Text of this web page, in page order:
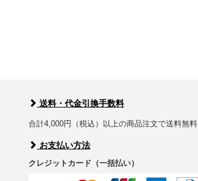
送料・代金引換手数料
合計4,000円（税込）以上の商品注文で送料無料
お支払い方法
クレジットカード（一括払い）